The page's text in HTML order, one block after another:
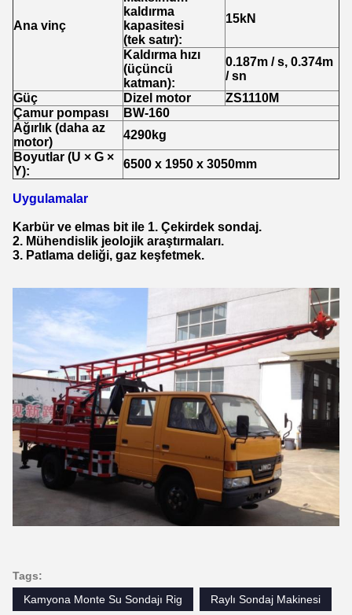
Ana vinç
kaldırma
kapasitesi
(tek satır):
15kN
Kaldırma hızı
(üçüncü
katman):
0.187m / s, 0.374m
/ sn
Güç
Dizel motor
ZS1110M
Çamur pompası
BW-160
Ağırlık (daha az
motor)
4290kg
Boyutlar (U × G ×
Y):
6500 x 1950 x 3050mm
Uygulamalar
Karbür ve elmas bit ile 1. Çekirdek sondaj.
2. Mühendislik jeolojik araştırmaları.
3. Patlama deliği, gaz keşfetmek.
Tags:
Kamyona Monte Su Sondajı Rig
Raylı Sondaj Makinesi